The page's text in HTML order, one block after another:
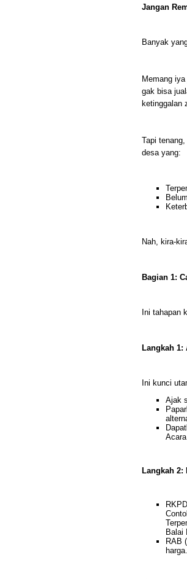
Jangan
Banyak
Memang
gak bisa
ketinggalan
Tapi
desa yang:
Nah, kira-
Bagian 1:
Ini tahapan
Langkah 1:
Ini kunci
Ajak
Langkah 2:
Balai
RAB